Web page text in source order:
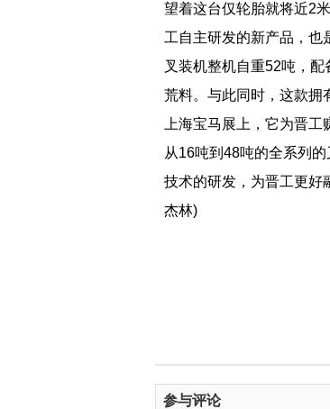
望着这台仅轮胎就将近2
工自主研发的新产品，也
叉装机整机自重52吨，
荒料。与此同时，这款拥
上海宝马展上，它为晋
从16吨到48吨的全系列
技术的研发，为晋工更好
杰林)
参与评论